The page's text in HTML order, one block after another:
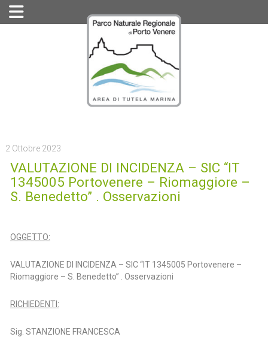
2 Ottobre 2023
VALUTAZIONE DI INCIDENZA – SIC “IT
1345005 Portovenere – Riomaggiore –
S. Benedetto” . Osservazioni
OGGETTO:
VALUTAZIONE DI INCIDENZA – SIC “IT 1345005 Portovenere –
Riomaggiore – S. Benedetto” . Osservazioni
RICHIEDENTI:
Sig. STANZIONE FRANCESCA